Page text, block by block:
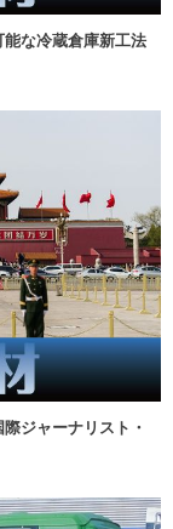
能な冷蔵倉庫新工法
ジャーナリスト・